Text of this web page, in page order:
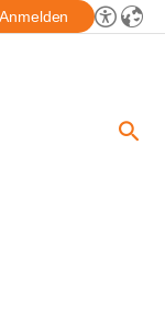
Anmelden